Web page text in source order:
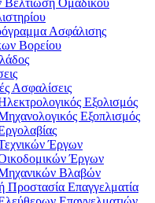
Ομαδικού
Ασφάλισης
Βορείου
Ασφαλίσεις
Εξολισμός
Εξοπλισμός
Έργων
Έργων
Βλαβών
Προστασία Επαγγελματία